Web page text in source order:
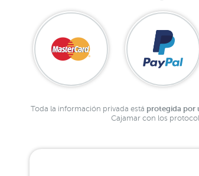
Toda la información privada está protegida por
Cajamar con los